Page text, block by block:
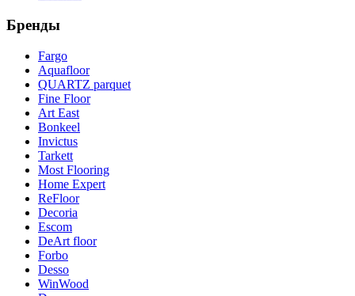
Бренды
Fargo
Aquafloor
QUARTZ parquet
Fine Floor
Art East
Bonkeel
Invictus
Tarkett
Most Flooring
Home Expert
ReFloor
Decoria
Escom
DeArt floor
Forbo
Desso
WinWood